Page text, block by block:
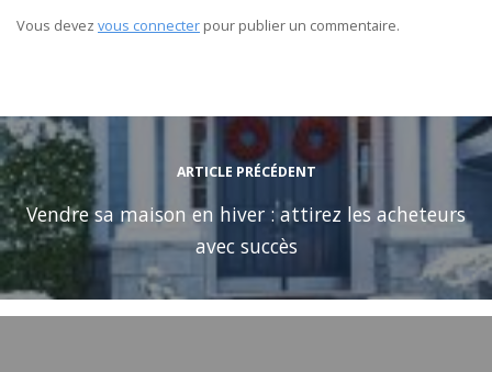
Vous devez vous connecter pour publier un commentaire.
ARTICLE PRÉCÉDENT
Vendre sa maison en hiver : attirez les acheteurs
avec succès